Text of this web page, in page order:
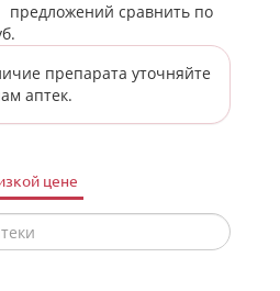
предложений сравнить по
препарата уточняйте
аптек.
цене